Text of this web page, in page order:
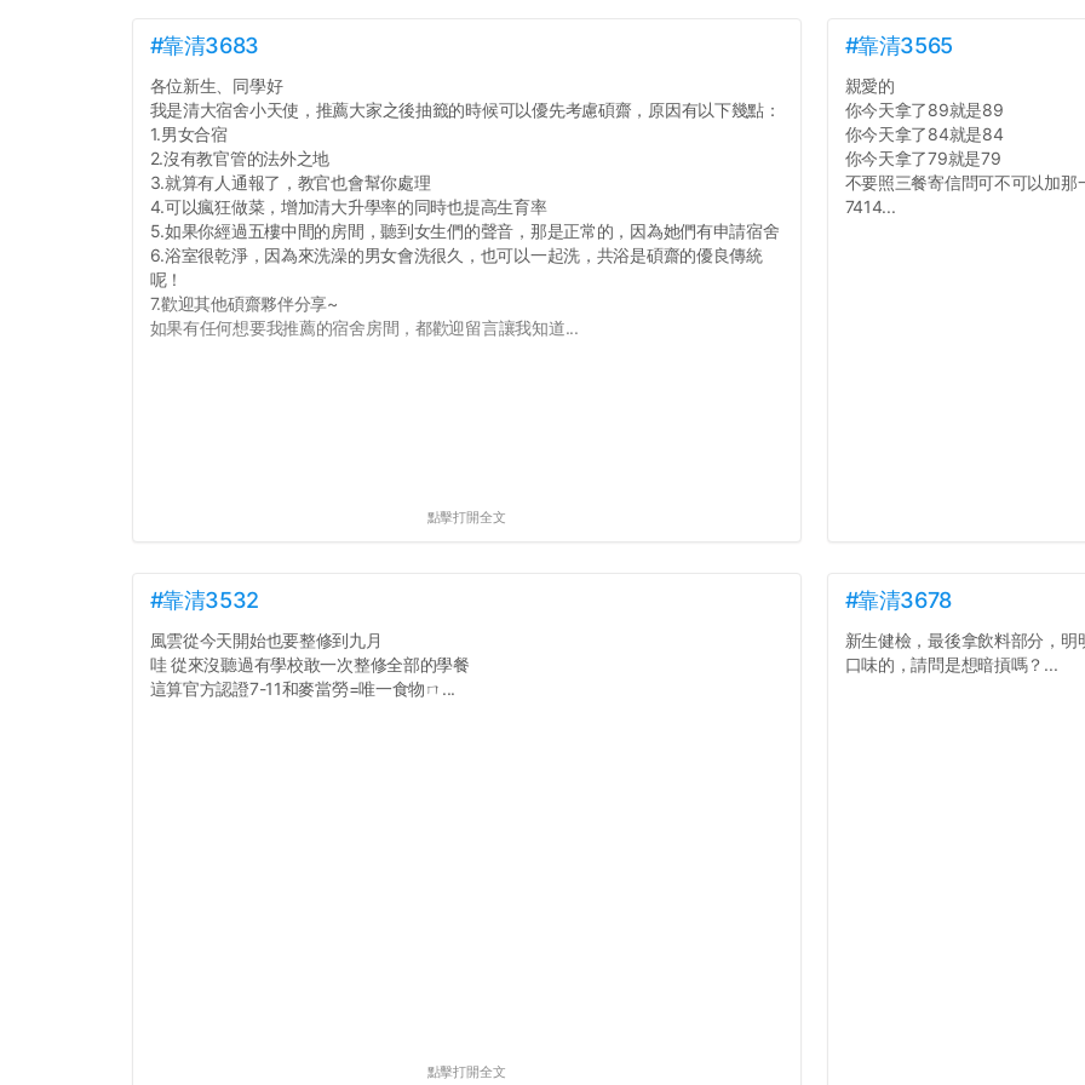
#靠清3683
各位新生、同學好
我是清大宿舍小天使，推薦大家之後抽籤的時候可以優先考慮碩齋，原因有以下幾點：
1.男女合宿
2.沒有教官管的法外之地
3.就算有人通報了，教官也會幫你處理
4.可以瘋狂做菜，增加清大升學率的同時也提高生育率
5.如果你經過五樓中間的房間，聽到女生們的聲音，那是正常的，因為她們有申請宿舍
6.浴室很乾淨，因為來洗澡的男女會洗很久，也可以一起洗，共浴是碩齋的優良傳統
呢！
7.歡迎其他碩齋夥伴分享~
如果有任何想要我推薦的宿舍房間，都歡迎留言讓我知道...
點擊打開全文
#靠清3565
親愛的
你今天拿了89就是89
你今天拿了84就是84
你今天拿了79就是79
不要照三餐寄信問可不可以加那
7414...
#靠清3532
風雲從今天開始也要整修到九月
哇 從來沒聽過有學校敢一次整修全部的學餐
這算官方認證7-11和麥當勞=唯一食物ㄇ...
點擊打開全文
#靠清3678
新生健檢，最後拿飲料部分，
口味的，請問是想暗摃嗎？...